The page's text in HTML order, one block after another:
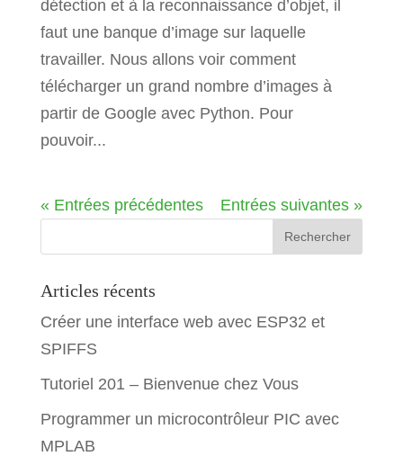
détection et à la reconnaissance d’objet, il
faut une banque d’image sur laquelle
travailler. Nous allons voir comment
télécharger un grand nombre d’images à
partir de Google avec Python. Pour
pouvoir...
« Entrées précédentes Entrées suivantes »
Articles récents
Créer une interface web avec ESP32 et
SPIFFS
Tutoriel 201 – Bienvenue chez Vous
Programmer un microcontrôleur PIC avec
MPLAB